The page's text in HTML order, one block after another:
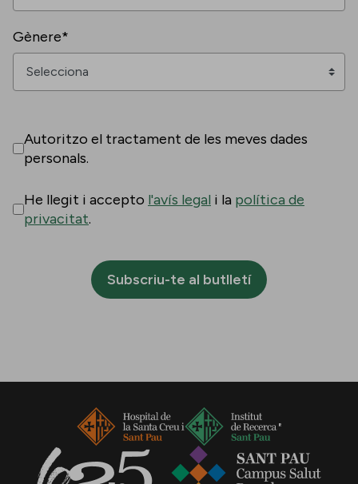
Gènere*
Autoritzo el tractament de les meves dades
personals.
He llegit i accepto l'avís legal i la política de
privacitat.
Subscriu-te al butlletí